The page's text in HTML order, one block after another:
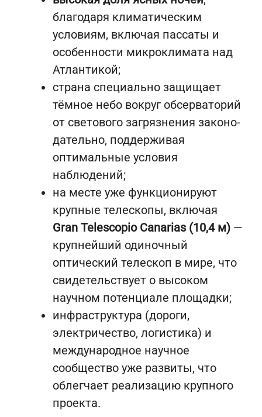
благодаря климатическим
условиям, включая пассаты и
особенности микроклимата над
Атлантикой;
страна специально защищает
тёмное небо вокруг обсерваторий
от светового загрязнения законо­
дательно, поддерживая
оптимальные условия
наблюдений;
на месте уже функционируют
крупные телескопы, включая
Gran Telescopio Canarias (10,4 м) —
крупнейший одиночный
оптический телескоп в мире, что
свидетельствует о высоком
научном потенциале площадки;
инфраструктура (дороги,
электричество, логистика) и
международное научное
сообщество уже развиты, что
облегчает реализацию крупного
проекта.